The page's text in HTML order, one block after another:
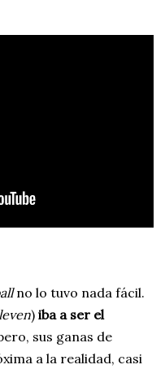
no lo tuvo nada fácil.
)iba a ser el
sus ganas de
a la realidad, casi